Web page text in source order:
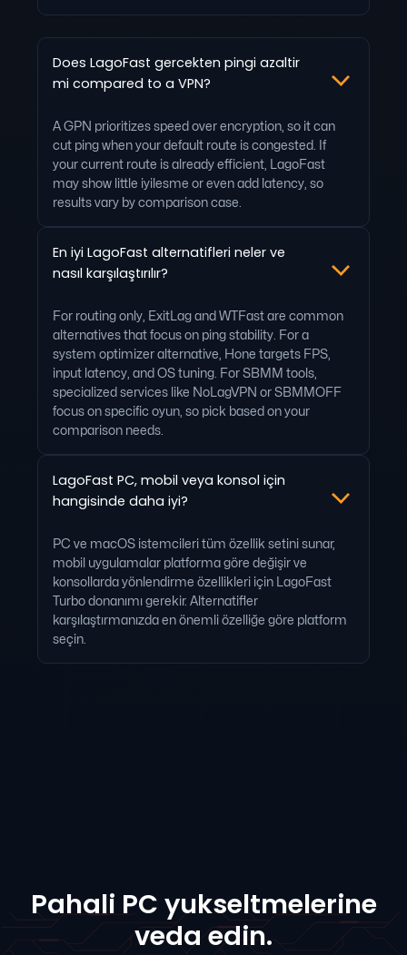
Does LagoFast gercekten pingi azaltir
mi compared to a VPN?
A GPN prioritizes speed over encryption, so it can
cut ping when your default route is congested. If
your current route is already efficient, LagoFast
may show little iyilesme or even add latency, so
results vary by comparison case.
En iyi LagoFast alternatifleri neler ve
nasıl karşılaştırılır?
For routing only, ExitLag and WTFast are common
alternatives that focus on ping stability. For a
system optimizer alternative, Hone targets FPS,
input latency, and OS tuning. For SBMM tools,
specialized services like NoLagVPN or SBMMOFF
focus on specific oyun, so pick based on your
comparison needs.
LagoFast PC, mobil veya konsol için
hangisinde daha iyi?
PC ve macOS istemcileri tüm özellik setini sunar,
mobil uygulamalar platforma göre değişir ve
konsollarda yönlendirme özellikleri için LagoFast
Turbo donanımı gerekir. Alternatifler
karşılaştırmanızda en önemli özelliğe göre platform
seçin.
Pahali PC yukseltmelerine
veda edin.